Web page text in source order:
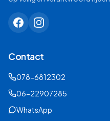
Contact
078-6812302
06-22907285
WhatsApp